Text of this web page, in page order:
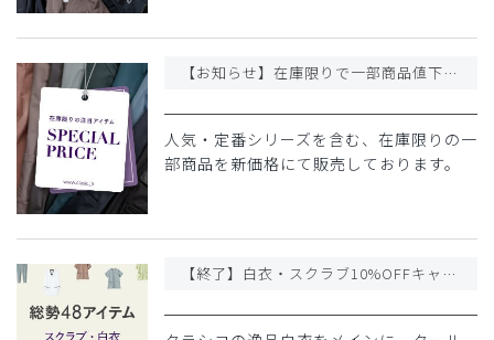
【お知らせ】在庫限りで一部商品値下げのご案内
人気・定番シリーズを含む、在庫限りの一
部商品を新価格にて販売しております。
【終了】白衣・スクラブ10%OFFキャンペーン | 総勢48アイテムが特別価格に。